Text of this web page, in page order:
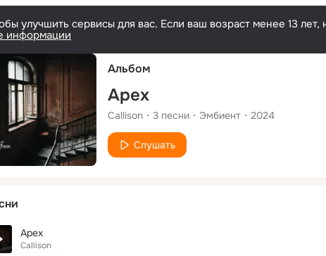
улучшить сервисы для вас. Если ваш возраст менее 13
информации
Альбом
Apex
Callison 3 песни Эмбиент 2024
Слушать
Apex
Callison